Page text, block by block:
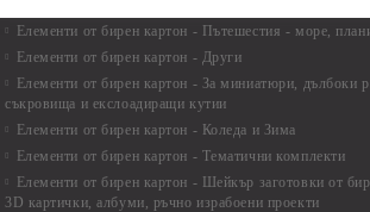
Елементи от бирен картон - Пътешестия - море,
Елементи от бирен картон - Други
Елементи от бирен картон - За миниатюри, дълбоки
съкровища и екслоадиращи кутии
Елементи от бирен картон - Коледа и Зима
Елементи от бирен картон - Тематични комплекти
Елементи от бирен картон - Шейкър заготовки от
3D картички, албуми, ръчно израбоени проекти